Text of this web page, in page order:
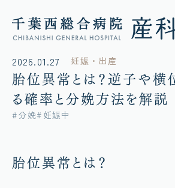
2026.01.27 妊娠・出産
胎位異常とは？逆子や横
る確率と分娩方法を解説
分娩 妊娠中
胎位異常とは？